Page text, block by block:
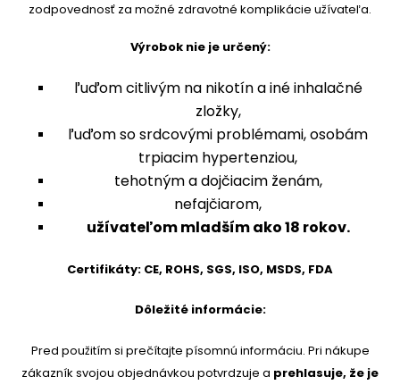
zodpovednosť za možné zdravotné komplikácie užívateľa.
Výrobok nie je určený:
ľuďom citlivým na nikotín a iné inhalačné
zložky,
ľuďom so srdcovými problémami, osobám
trpiacim hypertenziou,
tehotným a dojčiacim ženám,
nefajčiarom,
užívateľom mladším ako 18 rokov.
Certifikáty: CE, ROHS, SGS, ISO, MSDS, FDA
Dôležité informácie:
Pred použitím si prečítajte písomnú informáciu. Pri nákupe
zákazník svojou objednávkou potvrdzuje a prehlasuje, že je